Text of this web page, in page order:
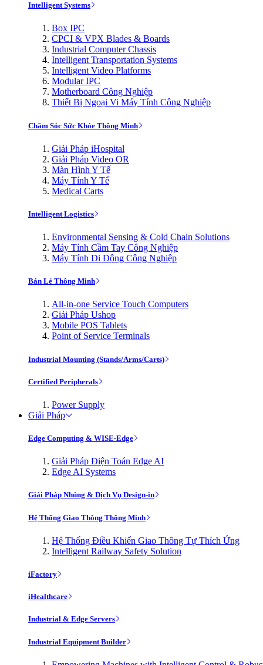
Intelligent Systems
Box IPC
CPCI & VPX Blades & Boards
Industrial Computer Chassis
Intelligent Transportation Systems
Intelligent Video Platforms
Modular IPC
Motherboard Công Nghiệp
Thiết Bị Ngoại Vi Máy Tính Công Nghiệp
Chăm Sóc Sức Khỏe Thông Minh
Giải Pháp iHospital
Giải Pháp Video OR
Màn Hình Y Tế
Máy Tính Y Tế
Medical Carts
Intelligent Logistics
Environmental Sensing & Cold Chain Solutions
Máy Tính Cầm Tay Công Nghiệp
Máy Tính Di Động Công Nghiệp
Bán Lẻ Thông Minh
All-in-one Service Touch Computers
Giải Pháp Ushop
Mobile POS Tablets
Point of Service Terminals
Industrial Mounting (Stands/Arms/Carts)
Certified Peripherals
Power Supply
Giải Pháp
Edge Computing & WISE-Edge
Giải Pháp Điện Toán Edge AI
Edge AI Systems
Giải Pháp Nhúng & Dịch Vụ Design-in
Hệ Thống Giao Thông Thông Minh
Hệ Thống Điều Khiển Giao Thông Tự Thích Ứng
Intelligent Railway Safety Solution
iFactory
iHealthcare
Industrial & Edge Servers
Industrial Equipment Builder